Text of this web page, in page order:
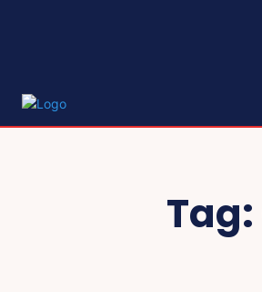
Tag: